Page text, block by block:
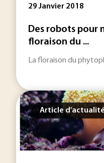
29 Janvier 2018
Des robots pour
floraison du ...
La floraison du
Article d'actualité